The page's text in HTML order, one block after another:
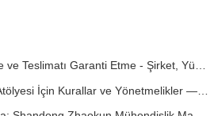
Kavurucu Sıcakla Mücadele ve Teslimatı Garanti Etme - Şirket, Yükleyici Aksesuarlarının Sevkiyat Görevini Başarıyla Tamamladı